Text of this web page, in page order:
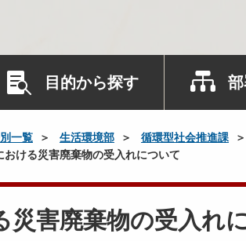
目的から探す
一覧 生活環境部 循環型社会推進課
おける災害廃棄物の受入れについて
災害廃棄物の受入れ